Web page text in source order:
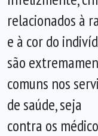
relacionados à
e à cor do
são
comuns nos
de saúde, seja
contra os